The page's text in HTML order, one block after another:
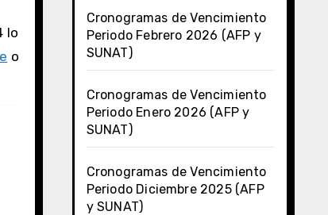
lo
o
Cronogramas de Vencimiento
Periodo Febrero 2026 (AFP y
SUNAT)
Cronogramas de Vencimiento
Periodo Enero 2026 (AFP y
SUNAT)
Cronogramas de Vencimiento
Periodo Diciembre 2025 (AFP
y SUNAT)